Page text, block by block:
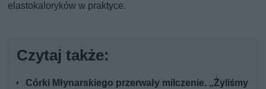
elastokaloryków w praktyce.
Czytaj także:
Córki Młynarskiego przerwały milczenie. „Żyliśmy